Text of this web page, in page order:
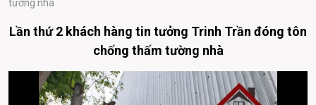
tường nhà
Lần thứ 2 khách hàng tin tưởng Trinh Trần đóng tôn
chống thấm tường nhà